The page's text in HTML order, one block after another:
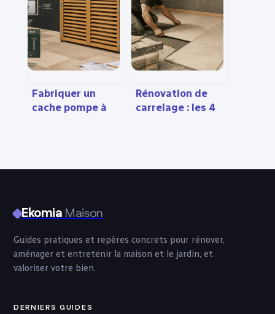
méthodes,
conseils et
erreurs à éviter
faire pour bien
régler
Fabriquer un
cache pompe à
Rénovation de
carrelage : les 4
EkomiaMaison
Guides pratiques et repères concrets pour rénover,
aménager et entretenir la maison et le jardin, et
valoriser votre bien.
DERNIERS GUIDES